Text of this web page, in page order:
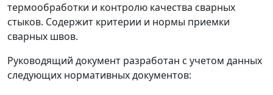
термообработки и контролю качества сварных
стыков. Содержит критерии и нормы приемки
сварных швов.
Руководящий документ разработан с учетом данных
следующих нормативных документов: